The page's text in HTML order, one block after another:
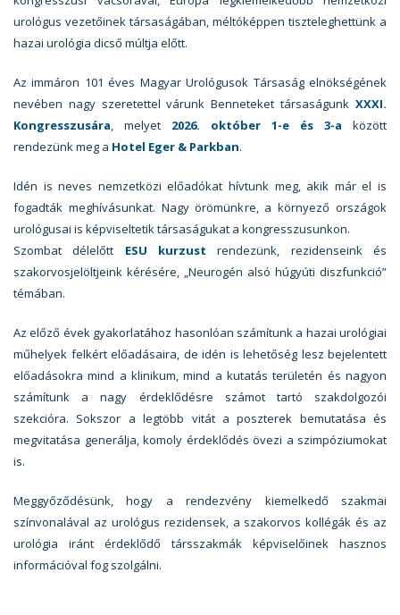
urológus vezetőinek társaságában, méltóképpen tiszteleghettünk a
hazai urológia dicső múltja előtt.
Az immáron 101 éves Magyar Urológusok Társaság elnökségének
nevében nagy szeretettel várunk Benneteket társaságunk XXXI.
Kongresszusára, melyet 2026. október 1-e és 3-a között
rendezünk meg a Hotel Eger & Parkban.
Idén is neves nemzetközi előadókat hívtunk meg, akik már el is
fogadták meghívásunkat. Nagy örömünkre, a környező országok
urológusai is képviseltetik társaságukat a kongresszusunkon.
Szombat délelőtt ESU kurzust rendezünk, rezidenseink és
szakorvosjelöltjeink kérésére, „Neurogén alsó húgyúti diszfunkció”
témában.
Az előző évek gyakorlatához hasonlóan számítunk a hazai urológiai
műhelyek felkért előadásaira, de idén is lehetőség lesz bejelentett
előadásokra mind a klinikum, mind a kutatás területén és nagyon
számítunk a nagy érdeklődésre számot tartó szakdolgozói
szekcióra. Sokszor a legtöbb vitát a poszterek bemutatása és
megvitatása generálja, komoly érdeklődés övezi a szimpóziumokat
is.
Meggyőződésünk, hogy a rendezvény kiemelkedő szakmai
színvonalával az urológus rezidensek, a szakorvos kollégák és az
urológia iránt érdeklődő társszakmák képviselőinek hasznos
információval fog szolgálni.